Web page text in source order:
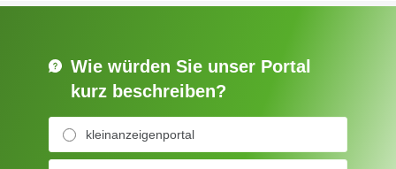
Wie würden Sie unser Portal
kurz beschreiben?
kleinanzeigenportal